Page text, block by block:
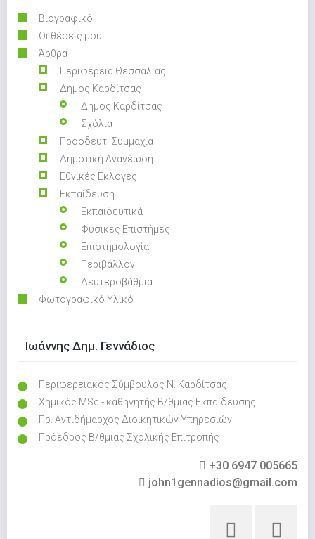
Βιογραφικό
Οι θέσεις μου
Άρθρα
Περιφέρεια Θεσσαλίας
Δήμος Καρδίτσας
Δήμος Καρδίτσας
Σχόλια
Προοδευτ. Συμμαχία
Δημοτική Ανανέωση
Εθνικές Εκλογές
Εκπαίδευση
Εκπαιδευτικά
Φυσικές Επιστήμες
Επιστημολογία
Περιβάλλον
Δευτεροβάθμια
Φωτογραφικό Υλικό
Ιωάννης Δημ. Γεννάδιος
Περιφερειακός Σύμβουλος Ν. Καρδίτσας
Χημικός MSc - καθηγητής Β/θμιας Εκπαίδευσης
Πρ. Αντιδήμαρχος Διοικητικών Υπηρεσιών
Πρόεδρος Β/θμιας Σχολικής Επιτροπής
+30 6947 005665
john1gennadios@gmail.com